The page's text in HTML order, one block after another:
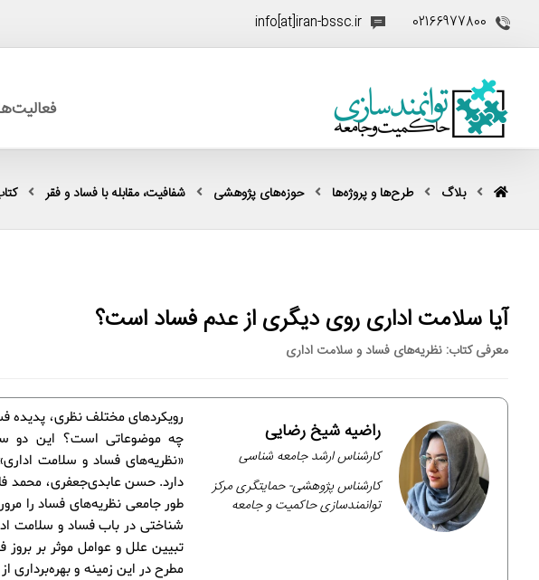
02166977800
info[at]iran-bssc.ir
بلاگ طرح‌ها و پروژه‌ها حوزه‌های پژوهشی شفافیت، مقابله با فساد و فقر
آیا سلامت اداری روی دیگری از عدم فساد است؟
معرفی کتاب: نظریه‌های فساد و سلامت اداری
رویکردهای مختلف نظری، پدیده
چه موضوعاتی است؟ این دو
«نظریه‌های فساد و سلامت
دارد. حسن ع‍اب‍دی‌ج‍ع‍ف‍ری، محمد
طور جامعی نظریه‌های فساد را
شناختی در باب فساد و سلامت
تبیین علل و عوامل موثر بر بروز
مطرح در این زمینه و بهره‌برداری
راضیه شیخ رضایی
کارشناس ارشد جامعه شناسی
کارشناس پژوهشی- حمایتگری مرکز
توانمندسازی حاکمیت و جامعه